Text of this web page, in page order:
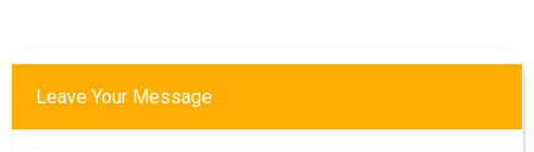
Leave Your Message